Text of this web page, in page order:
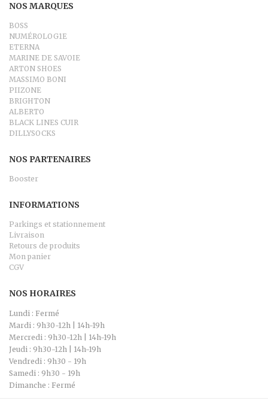
NOS MARQUES
BOSS
NUMÉROLOG1E
ETERNA
MARINE DE SAVOIE
ARTON SHOES
MASSIMO BONI
PIIZONE
BRIGHTON
ALBERTO
BLACK LINES CUIR
DILLYSOCKS
NOS PARTENAIRES
Booster
INFORMATIONS
Parkings et stationnement
Livraison
Retours de produits
Mon panier
CGV
NOS HORAIRES
Lundi : Fermé
Mardi : 9h30-12h | 14h-19h
Mercredi : 9h30-12h | 14h-19h
Jeudi : 9h30-12h | 14h-19h
Vendredi : 9h30 - 19h
Samedi : 9h30 - 19h
Dimanche : Fermé